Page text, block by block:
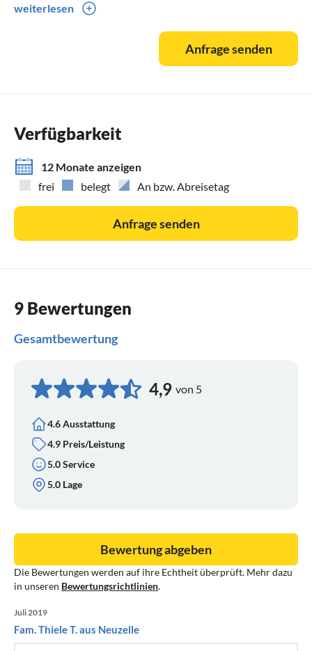
Den Rügendamm überquerend gelangen Sie dann auf die B
96 nach Bergen, dann auf der B 196 weiter nach Serams.
weiterlesen
Anfrage senden
Verfügbarkeit
12 Monate anzeigen
frei
belegt An bzw. Abreisetag
Anfrage senden
9 Bewertungen
Gesamtbewertung
4,9 von 5
4.6 Ausstattung
4.9 Preis/Leistung
5.0 Service
5.0 Lage
Die Bewertungen werden auf ihre Echtheit überprüft. Mehr dazu
in unseren Bewertungsrichtlinien.
Bewertung abgeben
Juli 2019
Fam. Thiele T. aus Neuzelle